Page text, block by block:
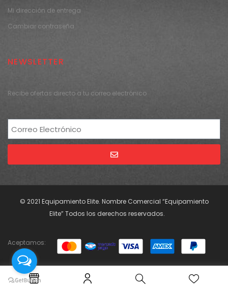
Mi dirección de entrega
Cambiar contraseña
NEWSLETTER
Recibe ofertas directo a tu correo electrónico
© 2021 Equipamiento Elite. Nombre Comercial “Equipamiento
Elite” Todos los derechos reservados.
Aceptamos: